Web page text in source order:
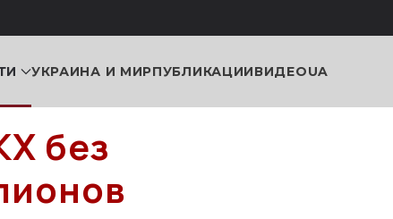
УКРАИНА И МИРПУБЛИКАЦИИВИДЕОUA
без